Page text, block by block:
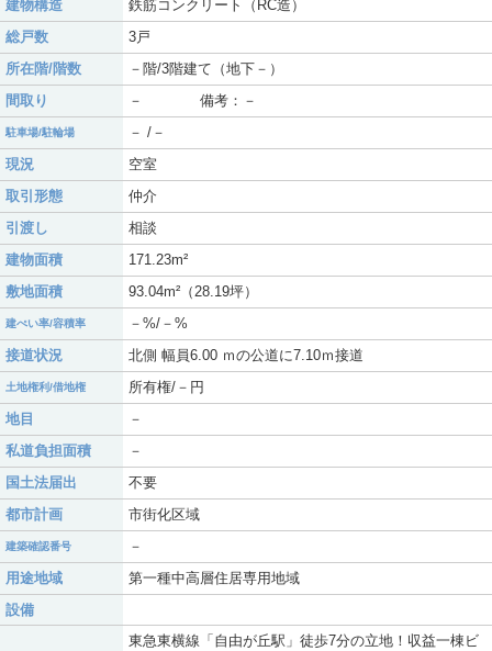
建物構造
鉄筋コンクリート（RC造）
総戸数
3戸
所在階/階数
－階/3階建て（地下－）
間取り
－ 備考：－
駐車場/駐輪場
－ /－
現況
空室
取引形態
仲介
引渡し
相談
建物面積
171.23m²
敷地面積
93.04m²（28.19坪）
建ぺい率/容積率
－%/－%
接道状況
北側 幅員6.00 ｍの公道に7.10ｍ接道
土地権利/借地権
所有権/－円
地目
－
私道負担面積
－
国土法届出
不要
都市計画
市街化区域
建築確認番号
－
用途地域
第一種中高層住居専用地域
設備
東急東横線「自由が丘駅」徒歩7分の立地！収益一棟ビ